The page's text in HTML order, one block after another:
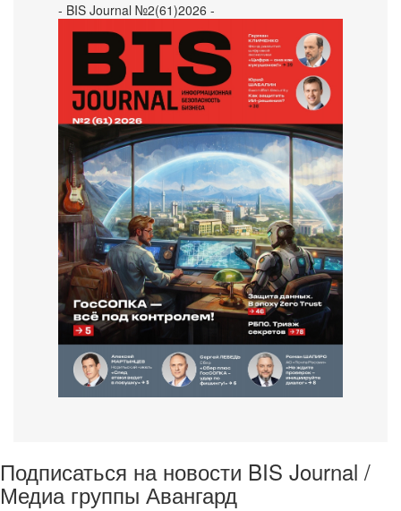
- BIS Journal №2(61)2026 -
Подписаться на новости BIS Journal /
Медиа группы Авангард